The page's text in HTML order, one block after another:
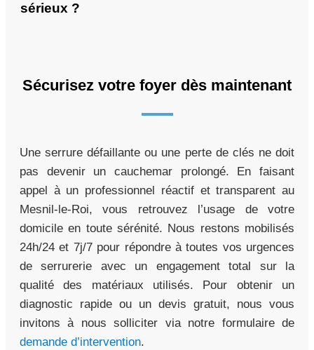
sérieux ?
Sécurisez votre foyer dès maintenant
Une serrure défaillante ou une perte de clés ne doit
pas devenir un cauchemar prolongé. En faisant
appel à un professionnel réactif et transparent au
Mesnil-le-Roi, vous retrouvez l’usage de votre
domicile en toute sérénité. Nous restons mobilisés
24h/24 et 7j/7 pour répondre à toutes vos urgences
de serrurerie avec un engagement total sur la
qualité des matériaux utilisés. Pour obtenir un
diagnostic rapide ou un devis gratuit, nous vous
invitons à nous solliciter via notre formulaire de
demande d’intervention.